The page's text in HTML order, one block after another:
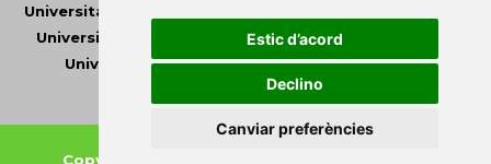
Estic d’acord
Declino
Canviar preferències
Universitat Pompeu Fabra
Universitat Rovira i Virgili
•Universitat de Sàsser
Universitat de València•Universitat de Vic -
Universitat Central de Catalunya
Copyright © 2026